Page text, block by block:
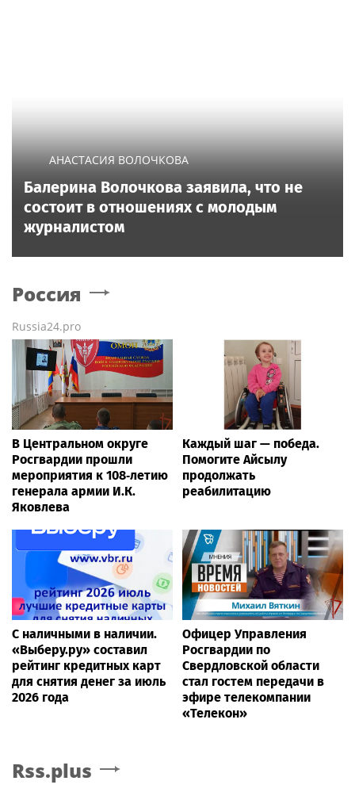
АНАСТАСИЯ ВОЛОЧКОВА
Балерина Волочкова заявила, что не
состоит в отношениях с молодым
журналистом
Россия
Russia24.pro
В Центральном округе
Росгвардии прошли
мероприятия к 108‑летию
генерала армии И.К.
Яковлева
Каждый шаг — победа.
Помогите Айсылу
продолжать
реабилитацию
С наличными в наличии.
«Выберу.ру» составил
рейтинг кредитных карт
для снятия денег за июль
2026 года
Офицер Управления
Росгвардии по
Свердловской области
стал гостем передачи в
эфире телекомпании
«Телекон»
Rss.plus